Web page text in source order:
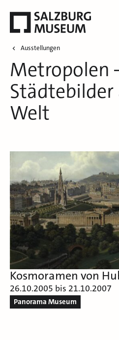
Ausstellungen
Metropolen
Städtebilder
Welt
Kosmoramen von
26.10.2005 bis 21.10.2007
Panorama Museum